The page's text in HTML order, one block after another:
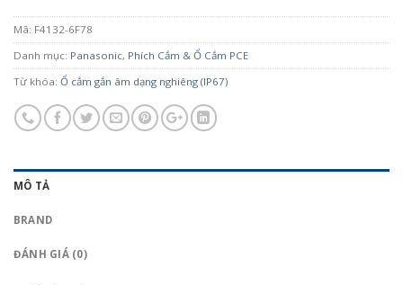
Mã: F4132-6F78
Danh mục: Panasonic, Phích Cắm & Ổ Cắm PCE
Từ khóa: Ổ cắm gắn âm dạng nghiêng (IP67)
MÔ TẢ
BRAND
ĐÁNH GIÁ (0)